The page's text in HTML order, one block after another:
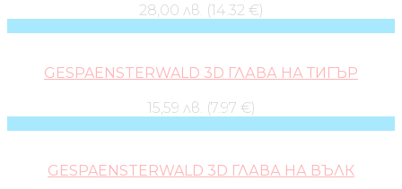
28,00 лв. (14.32 €)
GESPAENSTERWALD 3D ГЛАВА НА ТИГЪР
15,59 лв. (7.97 €)
GESPAENSTERWALD 3D ГЛАВА НА ВЪЛК